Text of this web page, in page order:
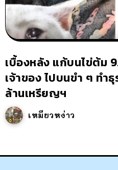
เบื้องหลัง แก้บนไข่ต้ม
เจ้าของ ไปบนขำ ๆ ทำ
ล้านเหรียญฯ
เหมียวหง่าว